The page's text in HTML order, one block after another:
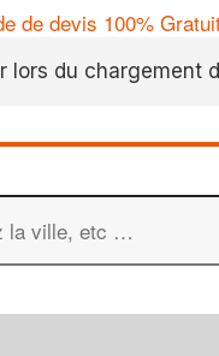
de devis 100%
lors du chargement